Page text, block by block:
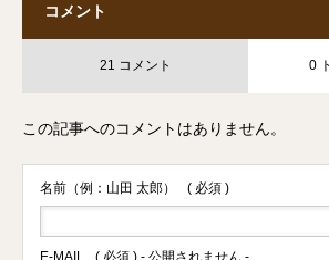
コメント
21 コメント 0
この記事へのコメントはありません。
名前（例：山田 太郎） ( 必須 )
E-MAIL ( 必須 ) - 公開されません -